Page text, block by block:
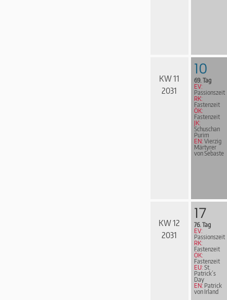
KW 11
2031
10
69. Tag
EV:
Passionszeit
RK:
Fastenzeit
ÖK:
Fastenzeit
JK:
Schuschan
Purim
EN: Vierzig
Märtyrer
von Sebaste
KW 12
2031
17
76. Tag
EV:
Passionszeit
RK:
Fastenzeit
ÖK:
Fastenzeit
EU: St.
Patrick´s
Day
EN: Patrick
von Irland